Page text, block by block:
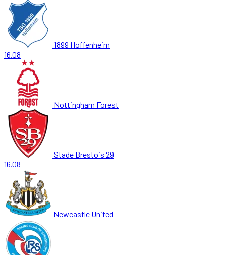
1899 Hoffenheim
16.08
Nottingham Forest
Stade Brestois 29
16.08
Newcastle United